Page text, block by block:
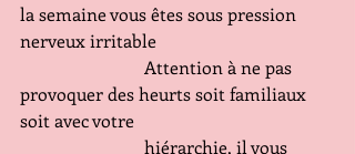
la semaine vous êtes sous pression
nerveux irritable
provoquer des heurts soit familiaux
soit avec votre